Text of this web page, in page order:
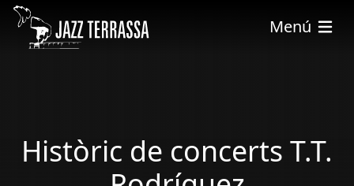
Skip to main content
Menú
Històric de concerts T.T.